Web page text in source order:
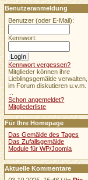
Benutzeranmeldung
Benutzer (oder E-Mail):
Kennwort:
Kennwort vergessen?
Mitglieder können ihre
Lieblingsgemälde verwalten,
im Forum diskutieren u.v.m.
Schon angemeldet?
Mitgliederliste
Für Ihre Homepage
Das Gemälde des Tages
Das Zufallsgemälde
Module für WP/Joomla
Aktuelle Kommentare